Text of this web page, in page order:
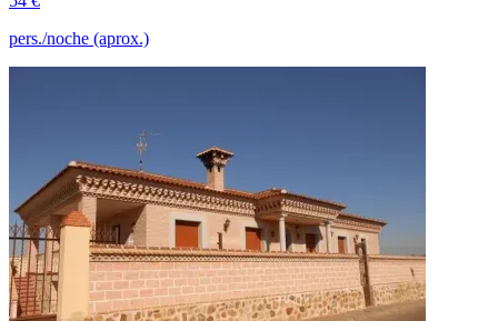
pers./noche (aprox.)